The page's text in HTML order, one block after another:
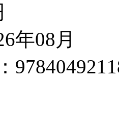
年08月